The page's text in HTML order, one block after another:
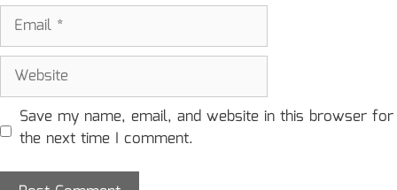
Email
Website
Save my name, email, and website in this browser for
the next time I comment.